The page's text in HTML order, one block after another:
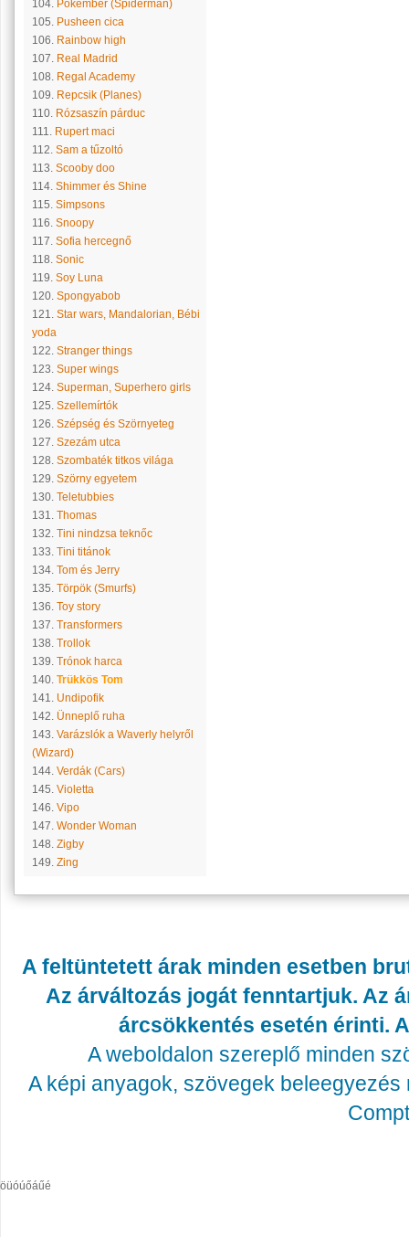
104. Pókember (Spiderman)
105. Pusheen cica
106. Rainbow high
107. Real Madrid
108. Regal Academy
109. Repcsik (Planes)
110. Rózsaszín párduc
111. Rupert maci
112. Sam a tűzoltó
113. Scooby doo
114. Shimmer és Shine
115. Simpsons
116. Snoopy
117. Sofia hercegnő
118. Sonic
119. Soy Luna
120. Spongyabob
121. Star wars, Mandalorian, Bébi
yoda
122. Stranger things
123. Super wings
124. Superman, Superhero girls
125. Szellemírtók
126. Szépség és Szörnyeteg
127. Szezám utca
128. Szombaték titkos világa
129. Szörny egyetem
130. Teletubbies
131. Thomas
132. Tini nindzsa teknőc
133. Tini titánok
134. Tom és Jerry
135. Törpök (Smurfs)
136. Toy story
137. Transformers
138. Trollok
139. Trónok harca
140. Trükkös Tom
141. Undipofik
142. Ünneplő ruha
143. Varázslók a Waverly helyről
(Wizard)
144. Verdák (Cars)
145. Violetta
146. Vipo
147. Wonder Woman
148. Zigby
149. Zing
A feltüntetett árak minden esetben
Az árváltozás jogát fenntartjuk. Az
árcsökkentés esetén érinti.
A weboldalon szereplő minden
A képi anyagok, szövegek
öüóúőáűé